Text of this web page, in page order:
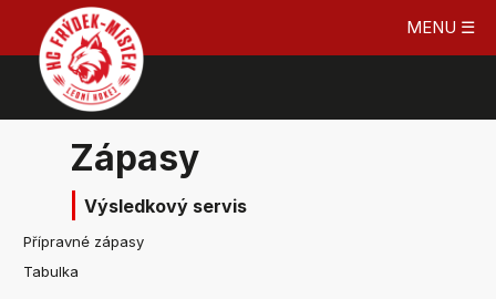
MENU ☰
Zápasy
Výsledkový servis
Přípravné zápasy
Tabulka